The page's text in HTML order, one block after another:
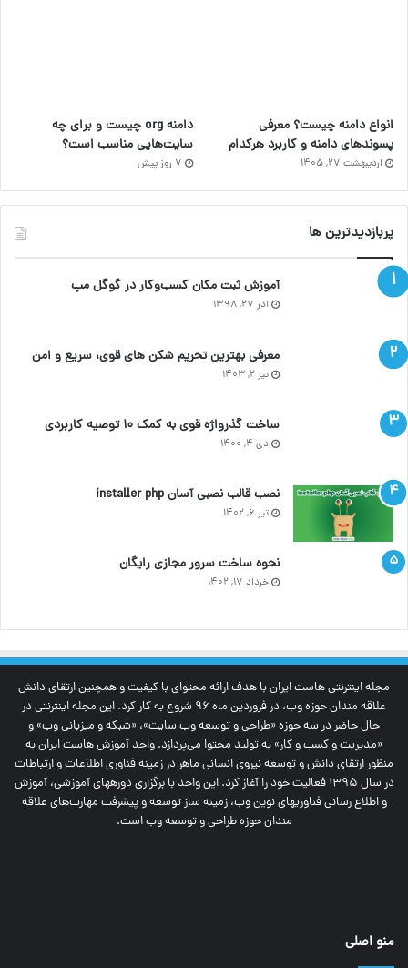
انواع دامنه چیست؟ معرفی
پسوندهای دامنه و کاربرد هرکدام
اردیبهشت ۲۷, ۱۴۰۵
دامنه org چیست و برای چه
سایت‌هایی مناسب است؟
7 روز پیش
پربازدیدترین ها
آموزش ثبت مکان کسب‌وکار در گوگل مپ
آذر ۲۷, ۱۳۹۸
معرفی بهترین تحریم شکن های قوی، سریع و امن
تیر ۲, ۱۴۰۳
ساخت گذرواژه قوی به کمک ۱۰ توصیه کاربردی
دی ۴, ۱۴۰۰
نصب قالب نصبی آسان installer php
تیر ۶, ۱۴۰۲
نحوه ساخت سرور مجازی رایگان
خرداد ۱۷, ۱۴۰۲
مجله اینترنتی‌ هاست ایران با هدف ارائه محتوای با کیفیت و همچنین ارتقای دانش
علاقه مندان حوزه وب، در فروردین ماه 96 شروع به کار کرد. این مجله اینترنتی در
حال حاضر در سه حوزه «طراحی و توسعه وب سایت»، «شبکه و میزبانی وب» و
«مدیریت و کسب و کار» به تولید محتوا می‌پردازد. واحد آموزش هاست ایران به
منظور ارتقای دانش و توسعه نیروی انسانی ماهر در زمینه فناوری اطلاعات و ارتباطات
در سال 1395 فعالیت خود را آغاز کرد. این واحد با برگزاری دوره‎های آموزشی، آموزش
و اطلاع رسانی فناوری‎های نوین وب، زمینه ساز توسعه و پیشرفت مهارت‌های علاقه
مندان حوزه طراحی و توسعه وب است.
منو اصلی